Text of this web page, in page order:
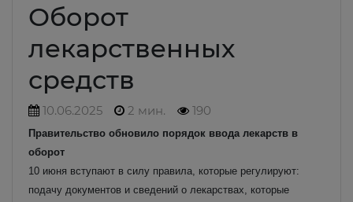
Оборот
лекарственных
средств
10.06.2025 2 мин. 190
Правительство обновило порядок ввода лекарств в
оборот
10 июня вступают в силу правила, которые регулируют:
подачу документов и сведений о лекарствах, которые